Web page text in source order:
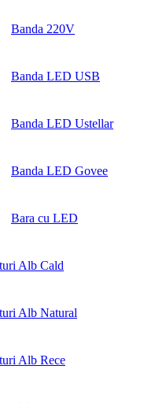
Banda 220V
Banda LED USB
Banda LED Ustellar
Banda LED Govee
Bara cu LED
Alb Cald
Alb Natural
Alb Rece